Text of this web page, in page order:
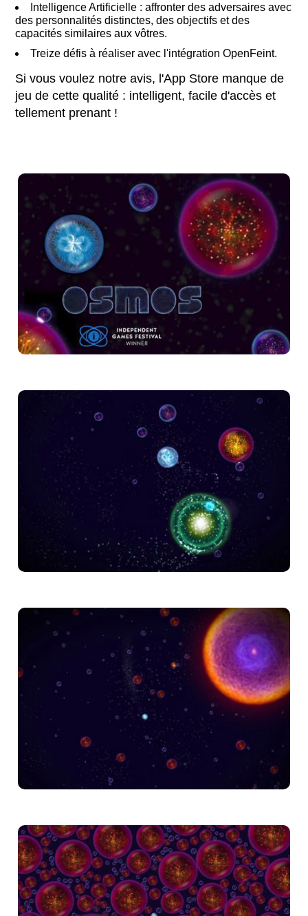
Intelligence Artificielle : affronter des adversaires avec
des personnalités distinctes, des objectifs et des
capacités similaires aux vôtres.
Treize défis à réaliser avec l'intégration OpenFeint.
Si vous voulez notre avis, l'App Store manque de
jeu de cette qualité : intelligent, facile d'accès et
tellement prenant !